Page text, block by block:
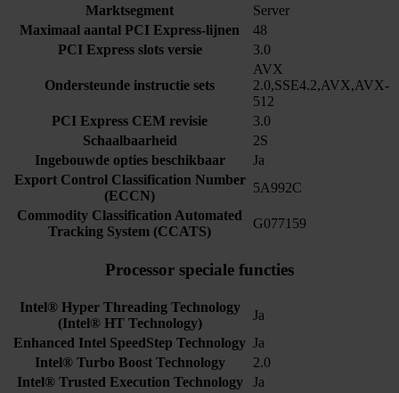
Marktsegment
Server
Maximaal aantal PCI Express-lijnen
48
PCI Express slots versie
3.0
Ondersteunde instructie sets
AVX
2.0,SSE4.2,AVX,AVX-
512
PCI Express CEM revisie
3.0
Schaalbaarheid
2S
Ingebouwde opties beschikbaar
Ja
Export Control Classification Number
(ECCN)
5A992C
Commodity Classification Automated
Tracking System (CCATS)
G077159
Processor speciale functies
Intel® Hyper Threading Technology
(Intel® HT Technology)
Ja
Enhanced Intel SpeedStep Technology Ja
Intel® Turbo Boost Technology
2.0
Intel® Trusted Execution Technology
Ja